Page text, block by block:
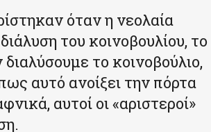
όταν η νεολαία
του κοινοβουλίου, το
το κοινοβούλιο,
αυτό ανοίξει την πόρτα
αυτοί οι «αριστεροί»